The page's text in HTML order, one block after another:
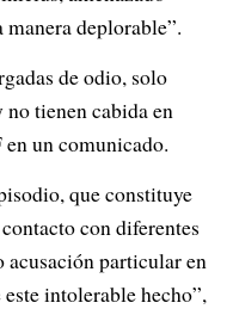
deplorable”.
de odio, solo
tienen cabida en
un comunicado.
que constituye
con diferentes
acusación particular en
intolerable hecho”,